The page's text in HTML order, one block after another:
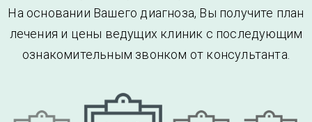
На основании Вашего диагноза, Вы получите план
лечения и цены ведущих клиник с последующим
ознакомительным звонком от консультанта.